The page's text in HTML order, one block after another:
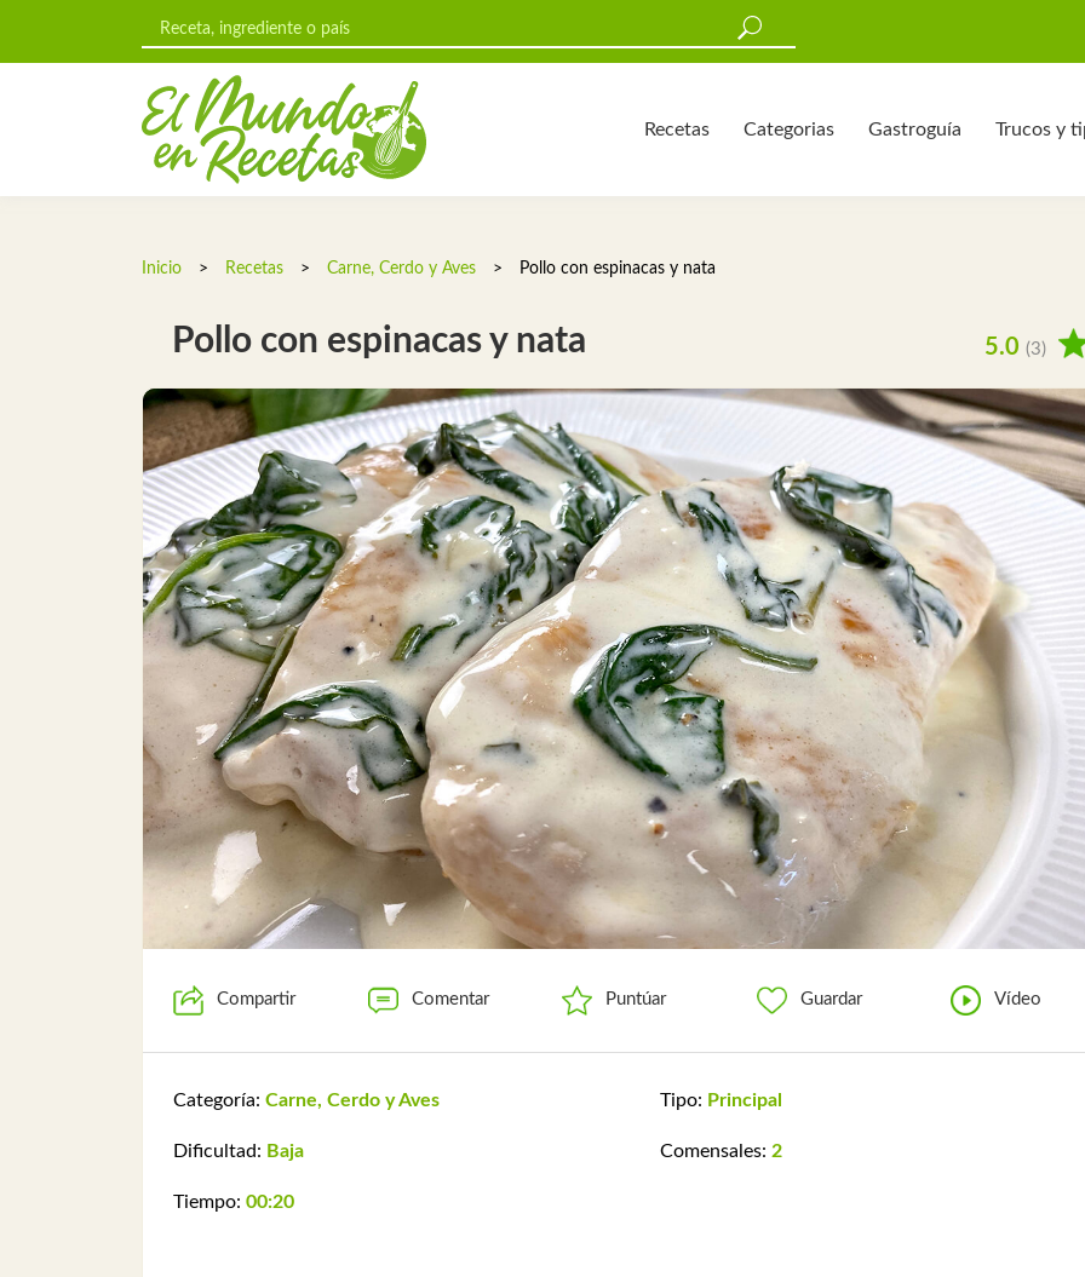
Recetas Categorias Gastroguía Trucos y
Inicio > Recetas > Carne, Cerdo y Aves > Pollo con espinacas y nata
Pollo con espinacas y nata 5.0 (3)
Compartir Comentar Puntúar Guardar Vídeo
Categoría: Carne, Cerdo y Aves
Dificultad: Baja
Tiempo: 00:20
Tipo: Principal
Comensales: 2